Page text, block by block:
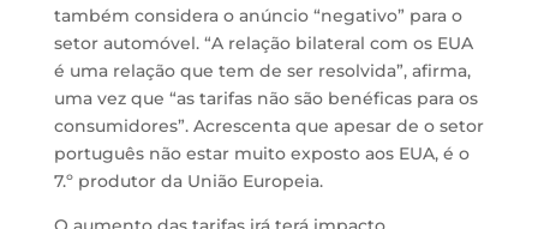
também considera o anúncio “negativo” para o
setor automóvel. “A relação bilateral com os EUA
é uma relação que tem de ser resolvida”, afirma,
uma vez que “as tarifas não são benéficas para os
consumidores”. Acrescenta que apesar de o setor
português não estar muito exposto aos EUA, é o
7.º produtor da União Europeia.